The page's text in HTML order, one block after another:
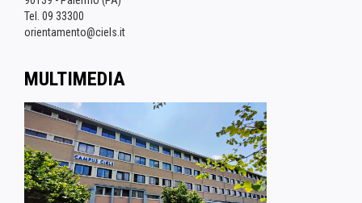
Tel. 09 33300
orientamento@ciels.it
MULTIMEDIA